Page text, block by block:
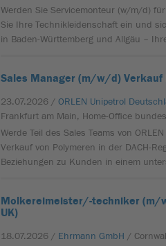
Werden Sie Servicemonteur (w/m/d)
Sie Ihre Technikleidenschaft ein und
in Baden-Württemberg und Allgäu –
Sales Manager (m/w/d) Verkauf
23.07.2026 /ORLEN Unipetrol
Frankfurt am Main, Home-Office
Werde Teil des Sales Teams von
Verkauf von Polymeren in der DACH-
Beziehungen zu Kunden in einem
Molkereimeister/-techniker (m/
UK)
18.07.2026 / Ehrmann GmbH /